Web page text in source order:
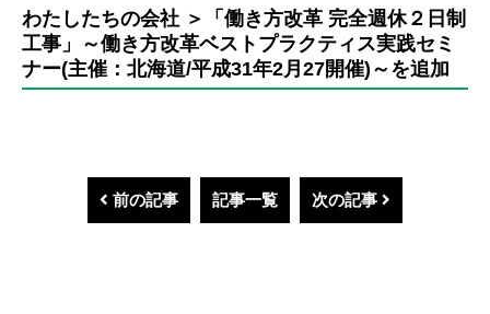
わたしたちの会社 ＞「働き方改革 完全週休２日制
工事」～働き方改革ベストプラクティス実践セミ
ナー(主催：北海道/平成31年2月27開催)～を追加
前の記事 記事一覧 次の記事